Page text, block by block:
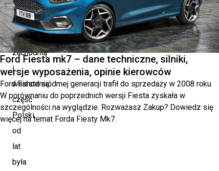
Autostrada
A4,
łącząca
zachodnią
i
wschodnią
część
Polski,
od
lat
była
Ford Fiesta mk7 – dane techniczne, silniki,
wersje wyposażenia, opinie kierowców
Ford Fiesta siódmej generacji trafił do sprzedaży w 2008 roku.
W porównaniu do poprzednich wersji Fiesta zyskała w
szczególności na wyglądzie. Rozważasz Zakup? Dowiedz się
więcej na temat Forda Fiesty Mk7.